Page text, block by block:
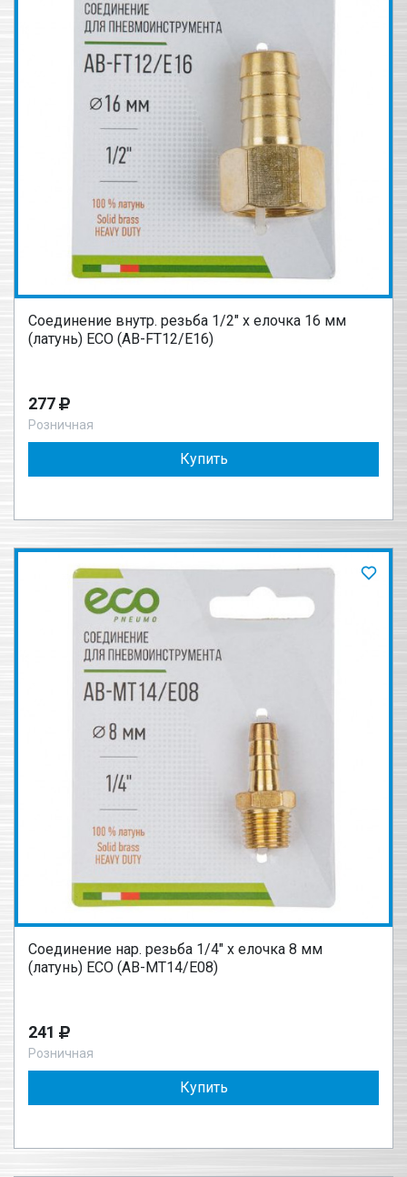
Соединение внутр. резьба 1/2" х елочка 16 мм
(латунь) ECO (AB-FT12/E16)
277
Розничная
Купить
Соединение нар. резьба 1/4" х елочка 8 мм
(латунь) ECO (AB-MT14/E08)
241
Розничная
Купить